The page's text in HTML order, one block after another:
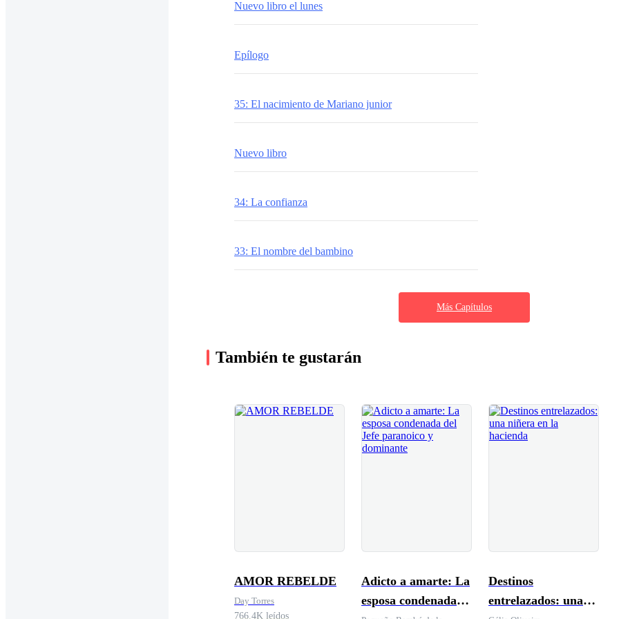
Nuevo libro el lunes
Epílogo
35: El nacimiento de Mariano junior
Nuevo libro
34: La confianza
33: El nombre del bambino
Más Capítulos
También te gustarán
AMOR REBELDE
Day Torres
766.4K leídos
Adicto a amarte: La
esposa condenada
Destinos
entrelazados: una